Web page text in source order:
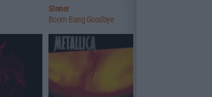
Sinner
Boom Bang Goodbye